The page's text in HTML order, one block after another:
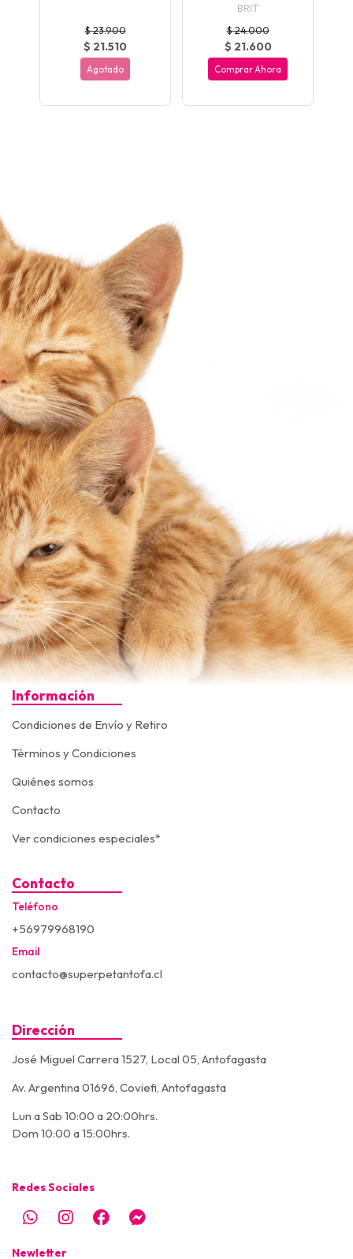
$ 23.900
$ 21.510
Agotado
BRIT
$ 24.000
$ 21.600
Comprar Ahora
Información
Condiciones de Envío y Retiro
Términos y Condiciones
Quiénes somos
Contacto
Ver condiciones especiales*
Contacto
Teléfono
+56979968190
Email
contacto@superpetantofa.cl
Dirección
José Miguel Carrera 1527, Local 05, Antofagasta
Av. Argentina 01696, Coviefi, Antofagasta
Lun a Sab 10:00 a 20:00hrs.
Dom 10:00 a 15:00hrs.
Redes Sociales
Newletter